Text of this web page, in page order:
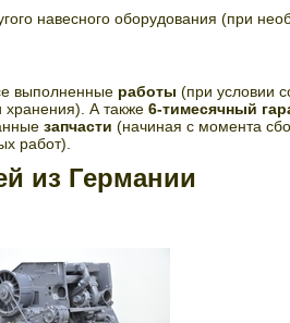
навесного оборудования (при
выполненные работы (при условии
хранения). А также 6-тимесячный
запчасти (начиная с момента
работ).
из Германии